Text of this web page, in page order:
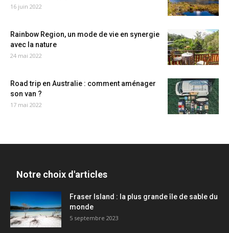
16 juin 2022
Rainbow Region, un mode de vie en synergie
avec la nature
24 mai 2022
Road trip en Australie : comment aménager
son van ?
17 mai 2022
Notre choix d'articles
Fraser Island : la plus grande île de sable du
monde
5 septembre 2023